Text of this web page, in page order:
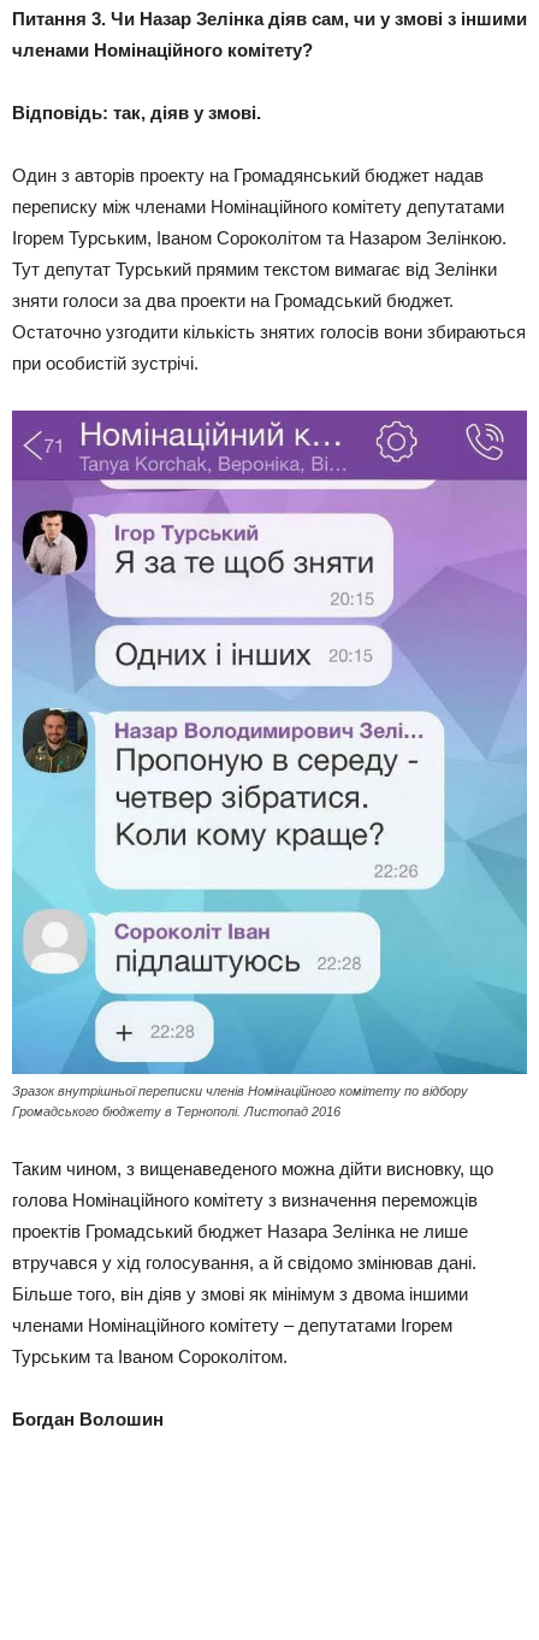
Питання 3. Чи Назар Зелінка діяв сам, чи у змові з іншими
членами Номінаційного комітету?
Відповідь: так, діяв у змові.
Один з авторів проекту на Громадянський бюджет надав
переписку між членами Номінаційного комітету депутатами
Ігорем Турським, Іваном Сороколітом та Назаром Зелінкою.
Тут депутат Турський прямим текстом вимагає від Зелінки
зняти голоси за два проекти на Громадський бюджет.
Остаточно узгодити кількість знятих голосів вони збираються
при особистій зустрічі.
Зразок внутрішньої переписки членів Номінаційного комітету по відбору
Громадського бюджету в Тернополі. Листопад 2016
Таким чином, з вищенаведеного можна дійти висновку, що
голова Номінаційного комітету з визначення переможців
проектів Громадський бюджет Назара Зелінка не лише
втручався у хід голосування, а й свідомо змінював дані.
Більше того, він діяв у змові як мінімум з двома іншими
членами Номінаційного комітету – депутатами Ігорем
Турським та Іваном Сороколітом.
Богдан Волошин